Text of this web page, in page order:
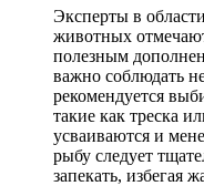
Эксперты в
животных
полезным
важно соблюдать
рекомендуется
такие как треска
усваиваются и
рыбу следует
запекать, избегая